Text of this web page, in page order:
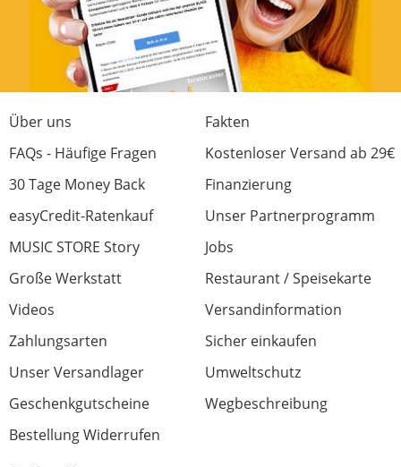
Über uns
Fakten
FAQs - Häufige Fragen
Kostenloser Versand ab 29€
30 Tage Money Back
Finanzierung
easyCredit-Ratenkauf
Unser Partnerprogramm
MUSIC STORE Story
Jobs
Große Werkstatt
Restaurant / Speisekarte
Videos
Versandinformation
Zahlungsarten
Sicher einkaufen
Unser Versandlager
Umweltschutz
Geschenkgutscheine
Wegbeschreibung
Bestellung Widerrufen